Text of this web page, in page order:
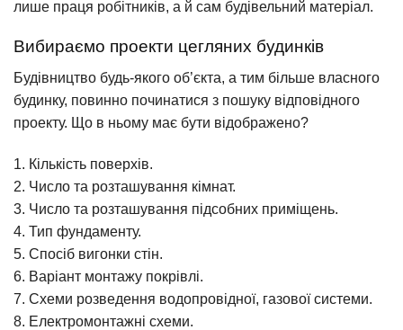
лише праця робітників, а й сам будівельний матеріал.
Вибираємо проекти цегляних будинків
Будівництво будь-якого об’єкта, а тим більше власного
будинку, повинно починатися з пошуку відповідного
проекту. Що в ньому має бути відображено?
1. Кількість поверхів.
2. Число та розташування кімнат.
3. Число та розташування підсобних приміщень.
4. Тип фундаменту.
5. Спосіб вигонки стін.
6. Варіант монтажу покрівлі.
7. Схеми розведення водопровідної, газової системи.
8. Електромонтажні схеми.